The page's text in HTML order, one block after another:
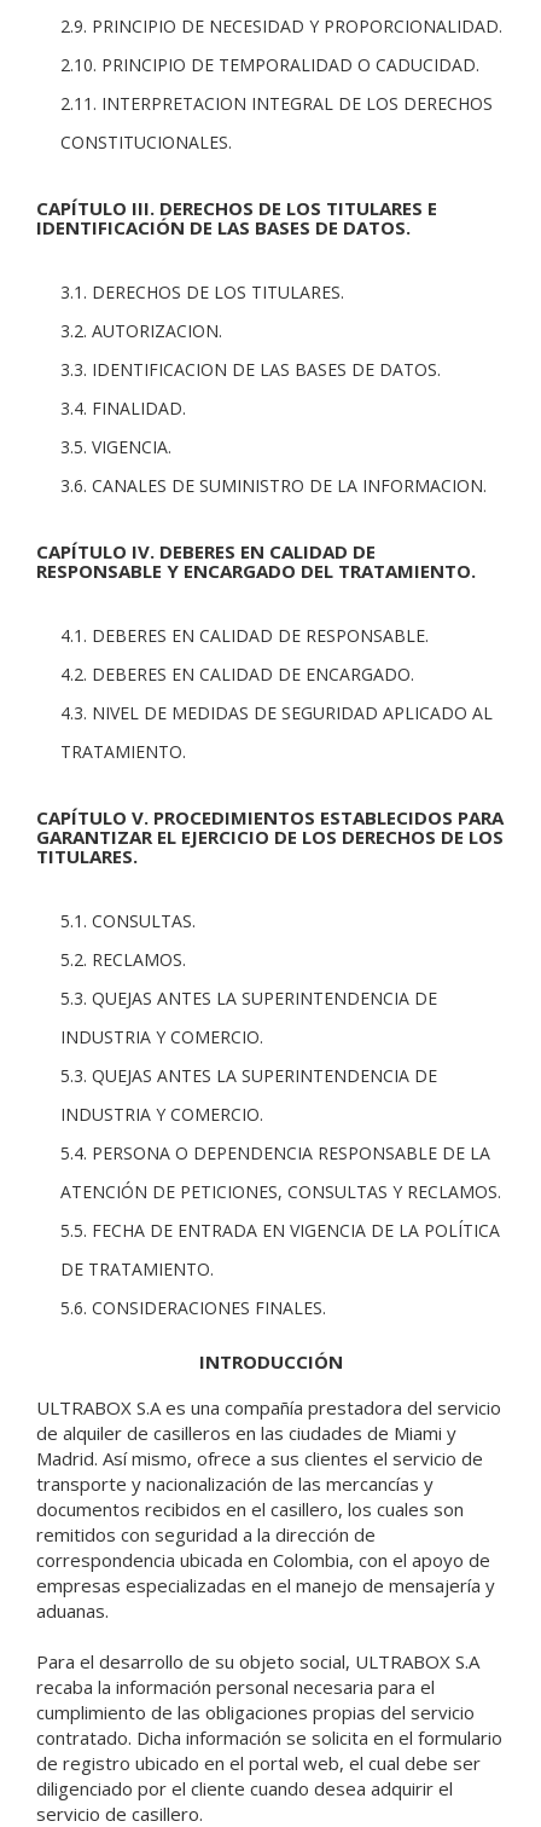
2.9. PRINCIPIO DE NECESIDAD Y PROPORCIONALIDAD.
2.10. PRINCIPIO DE TEMPORALIDAD O CADUCIDAD.
2.11. INTERPRETACION INTEGRAL DE LOS DERECHOS
CONSTITUCIONALES.
CAPÍTULO III. DERECHOS DE LOS TITULARES E
IDENTIFICACIÓN DE LAS BASES DE DATOS.
3.1. DERECHOS DE LOS TITULARES.
3.2. AUTORIZACION.
3.3. IDENTIFICACION DE LAS BASES DE DATOS.
3.4. FINALIDAD.
3.5. VIGENCIA.
3.6. CANALES DE SUMINISTRO DE LA INFORMACION.
CAPÍTULO IV. DEBERES EN CALIDAD DE
RESPONSABLE Y ENCARGADO DEL TRATAMIENTO.
4.1. DEBERES EN CALIDAD DE RESPONSABLE.
4.2. DEBERES EN CALIDAD DE ENCARGADO.
4.3. NIVEL DE MEDIDAS DE SEGURIDAD APLICADO AL
TRATAMIENTO.
CAPÍTULO V. PROCEDIMIENTOS ESTABLECIDOS PARA
GARANTIZAR EL EJERCICIO DE LOS DERECHOS DE LOS
TITULARES.
5.1. CONSULTAS.
5.2. RECLAMOS.
5.3. QUEJAS ANTES LA SUPERINTENDENCIA DE
INDUSTRIA Y COMERCIO.
5.3. QUEJAS ANTES LA SUPERINTENDENCIA DE
INDUSTRIA Y COMERCIO.
5.4. PERSONA O DEPENDENCIA RESPONSABLE DE LA
ATENCIÓN DE PETICIONES, CONSULTAS Y RECLAMOS.
5.5. FECHA DE ENTRADA EN VIGENCIA DE LA POLÍTICA
DE TRATAMIENTO.
5.6. CONSIDERACIONES FINALES.
INTRODUCCIÓN
ULTRABOX S.A es una compañía prestadora del servicio
de alquiler de casilleros en las ciudades de Miami y
Madrid. Así mismo, ofrece a sus clientes el servicio de
transporte y nacionalización de las mercancías y
documentos recibidos en el casillero, los cuales son
remitidos con seguridad a la dirección de
correspondencia ubicada en Colombia, con el apoyo de
empresas especializadas en el manejo de mensajería y
aduanas.
Para el desarrollo de su objeto social, ULTRABOX S.A
recaba la información personal necesaria para el
cumplimiento de las obligaciones propias del servicio
contratado. Dicha información se solicita en el formulario
de registro ubicado en el portal web, el cual debe ser
diligenciado por el cliente cuando desea adquirir el
servicio de casillero.